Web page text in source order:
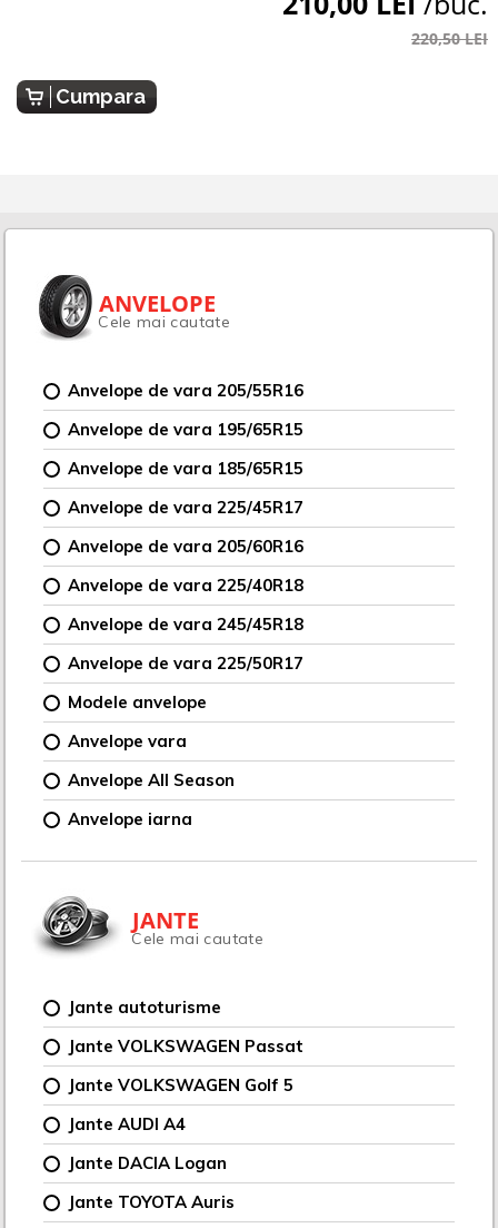
220,50 LEI
Cumpara
ANVELOPE
Cele mai cautate
Anvelope de vara 205/55R16
Anvelope de vara 195/65R15
Anvelope de vara 185/65R15
Anvelope de vara 225/45R17
Anvelope de vara 205/60R16
Anvelope de vara 225/40R18
Anvelope de vara 245/45R18
Anvelope de vara 225/50R17
Modele anvelope
Anvelope vara
Anvelope All Season
Anvelope iarna
JANTE
Cele mai cautate
Jante autoturisme
Jante VOLKSWAGEN Passat
Jante VOLKSWAGEN Golf 5
Jante AUDI A4
Jante DACIA Logan
Jante TOYOTA Auris